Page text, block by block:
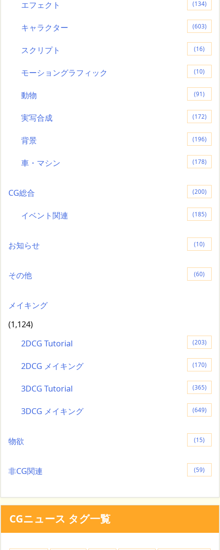
エフェクト (134)
キャラクター (603)
スクリプト (16)
モーショングラフィック (10)
動物 (91)
実写合成 (172)
背景 (196)
車・マシン (178)
CG総合 (200)
イベント関連 (185)
お知らせ (10)
その他 (60)
メイキング
(1,124)
2DCG Tutorial
(203)
2DCG メイキング (170)
3DCG Tutorial (365)
3DCG メイキング (649)
物欲 (15)
非CG関連 (59)
CGニュース タグ一覧